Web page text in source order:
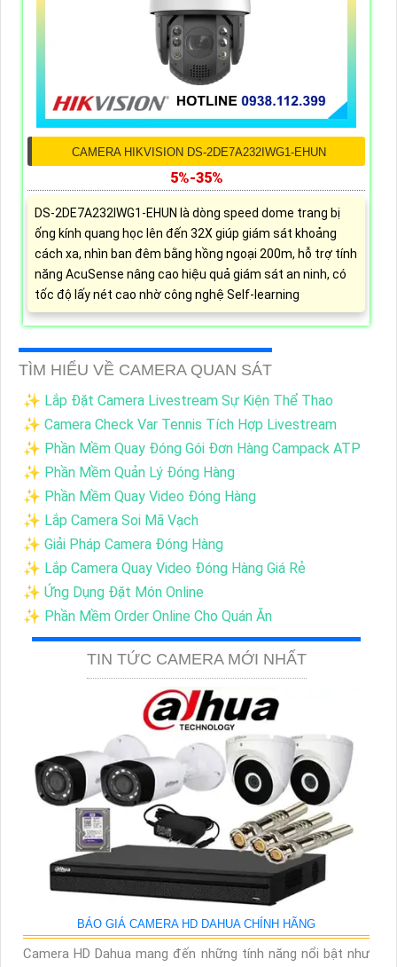
CAMERA HIKVISION DS-2DE7A232IWG1-EHUN
5%-35%
DS-2DE7A232IWG1-EHUN là dòng speed dome trang bị
ống kính quang học lên đến 32X giúp giám sát khoảng
cách xa, nhìn ban đêm bằng hồng ngoại 200m, hỗ trợ tính
năng AcuSense nâng cao hiệu quả giám sát an ninh, có
tốc độ lấy nét cao nhờ công nghệ Self-learning
TÌM HIỂU VỀ CAMERA QUAN SÁT
✨ Lắp Đặt Camera Livestream Sự Kiện Thể Thao
✨ Camera Check Var Tennis Tích Hợp Livestream
✨ Phần Mềm Quay Đóng Gói Đơn Hàng Campack ATP
✨ Phần Mềm Quản Lý Đóng Hàng
✨ Phần Mềm Quay Video Đóng Hàng
✨ Lắp Camera Soi Mã Vạch
✨ Giải Pháp Camera Đóng Hàng
✨ Lắp Camera Quay Video Đóng Hàng Giá Rẻ
✨ Ứng Dụng Đặt Món Online
✨ Phần Mềm Order Online Cho Quán Ăn
TIN TỨC CAMERA MỚI NHẤT
BÁO GIÁ CAMERA HD DAHUA CHÍNH HÃNG
Camera HD Dahua mang đến những tính năng nổi bật như